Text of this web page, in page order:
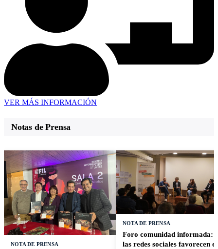
VER MÁS INFORMACIÓN
Notas de Prensa
NOTA DE PRENSA
NOTA DE PRENSA
Foro comunidad informada:
las redes sociales favorecen el